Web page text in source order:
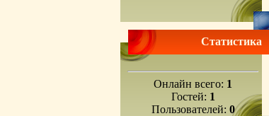
Статистика
Онлайн всего: 1
Гостей: 1
Пользователей: 0